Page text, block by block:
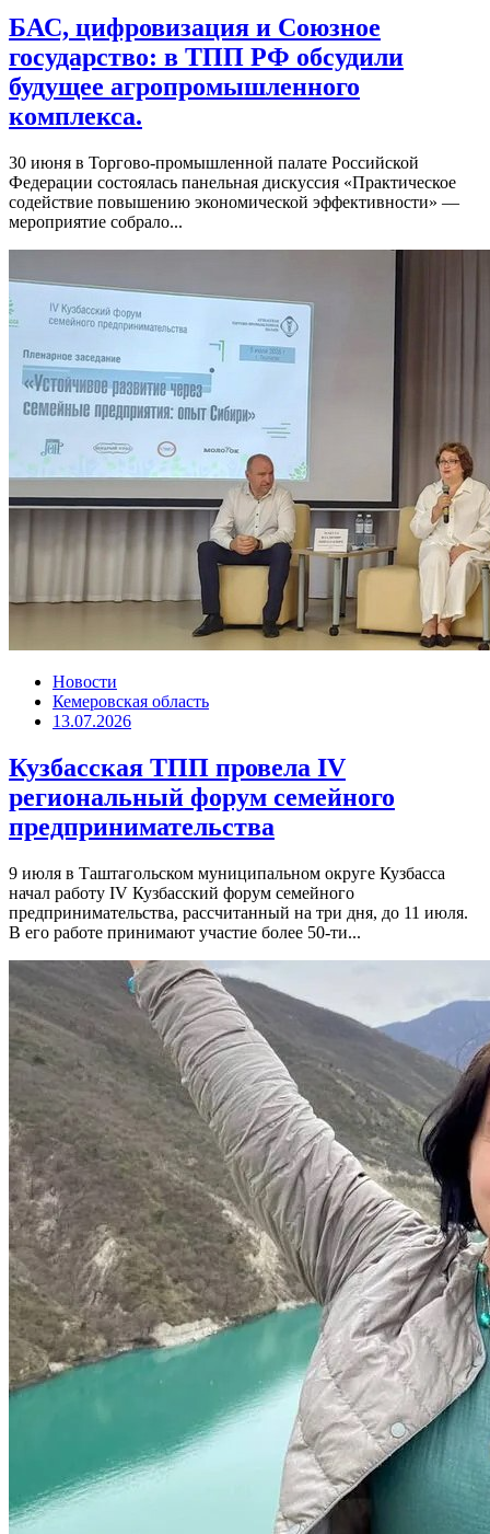
БАС, цифровизация и Союзное
государство: в ТПП РФ обсудили
будущее агропромышленного
комплекса.
30 июня в Торгово-промышленной палате Российской
Федерации состоялась панельная дискуссия «Практическое
содействие повышению экономической эффективности» —
мероприятие собрало...
Новости
Кемеровская область
13.07.2026
Кузбасская ТПП провела IV
региональный форум семейного
предпринимательства
9 июля в Таштагольском муниципальном округе Кузбасса
начал работу IV Кузбасский форум семейного
предпринимательства, рассчитанный на три дня, до 11 июля.
В его работе принимают участие более 50-ти...